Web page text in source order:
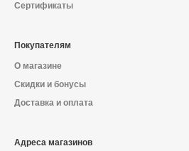
Сертификаты
Покупателям
О магазине
Скидки и бонусы
Доставка и оплата
Адреса магазинов